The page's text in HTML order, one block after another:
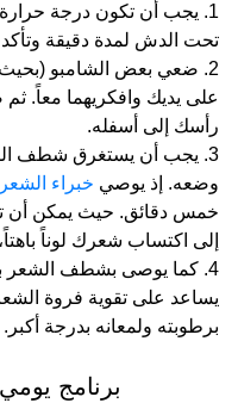
يجب أن تكون درجة
تحت الدش لمدة دقيقة
ضعي بعض الشامبو (بحيث
على يديك وافكريهما معاً.
رأسك إلى أسفله.
يجب أن يستغرق شطف
وضعه. إذ يوصي خبراء الشعر
خمس دقائق. حيث يمكن أن
إلى اكتساب شعرك لوناً
كما يوصى بشطف الشعر
يساعد على تقوية فروة
برطوبته ولمعانه بدرجة أكبر.
برنامج